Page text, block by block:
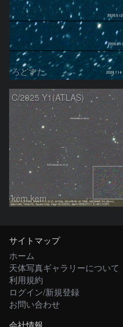
ろどすた
C/2025 Y1(ATLAS)
kem.kem
サイトマップ
ホーム
天体写真ギャラリーについて
利用規約
ログイン/新規登録
お問い合わせ
会社情報